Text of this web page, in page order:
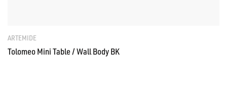
ARTEMIDE
Tolomeo Mini Table / Wall Body BK